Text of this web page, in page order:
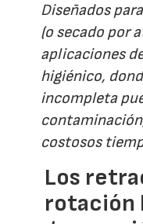
Diseñados
(o secado por
aplicaciones
higiénico,
incompleta
costosos
Los
rotación